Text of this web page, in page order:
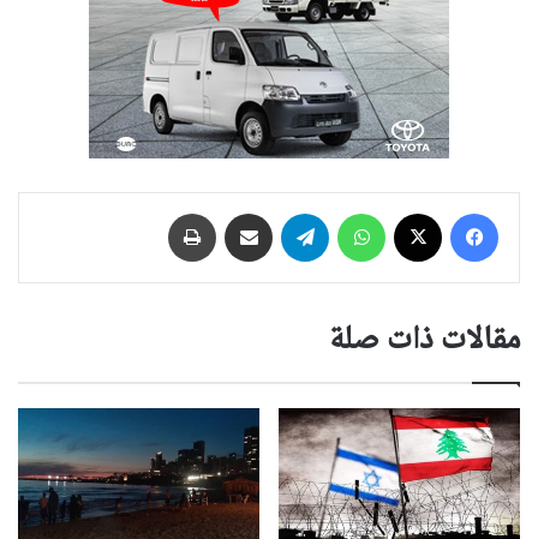
فيسبوك واتساب تيلقرام مشاركة عبر البريد
مقالات ذات صلة